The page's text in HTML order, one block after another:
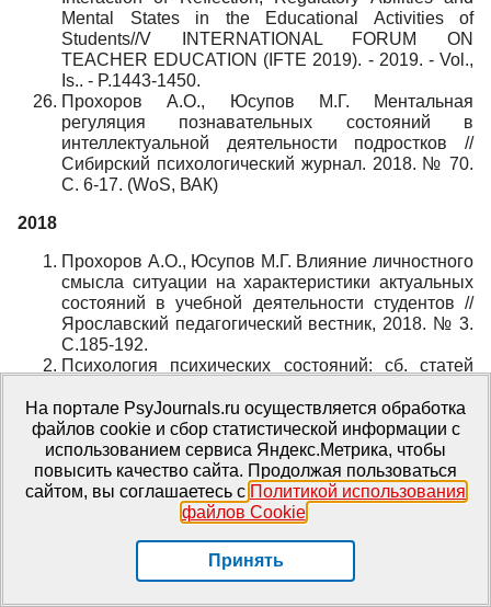
Mental States in the Educational Activities of
Students//V INTERNATIONAL FORUM ON
TEACHER EDUCATION (IFTE 2019). - 2019. - Vol.,
Is.. - P.1443-1450.
Прохоров А.О., Юсупов М.Г. Ментальная
регуляция познавательных состояний в
интеллектуальной деятельности подростков //
Сибирский психологический журнал. 2018. № 70.
С. 6-17. (WoS, ВАК)
2018
Прохоров А.О., Юсупов М.Г. Влияние личностного
смысла ситуации на характеристики актуальных
состояний в учебной деятельности студентов //
Ярославский педагогический вестник, 2018. № 3.
С.185-192.
Психология психических состояний: сб. статей
ученых / под ред. М.Г. Юсупова, А.В. Чернова. ?
Казань: Изд-во Казан. ун-та, 2018. ? Вып. 12. ? 136
с.
Прохоров А.О., Артищева Л.В. Рефлексивные
основания познавательных состояний / Восьмая
международная конференция по когнитивной
октября 2018 г. / Отв. ред.А.К. Крылов, В.Д.
Соловьев. — М.: Изд-во «Институт психологии
На портале PsyJournals.ru осуществляется обработка
файлов cookie и сбор статистической информации с
использованием сервиса Яндекс.Метрика, чтобы
повысить качество сайта. Продолжая пользоваться
сайтом, вы соглашаетесь с Политикой использования
файлов Cookie.
Принять